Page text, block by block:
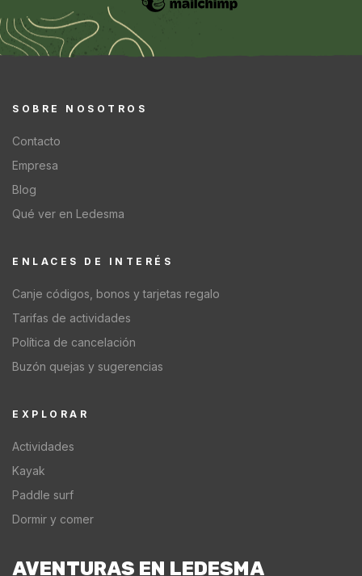
SOBRE NOSOTROS
Contacto
Empresa
Blog
Qué ver en Ledesma
EXPLORAR
Actividades
Kayak
Paddle surf
Dormir y comer
ENLACES DE INTERÉS
Canje códigos, bonos y tarjetas regalo
Tarifas de actividades
Política de cancelación
Buzón quejas y sugerencias
AVENTURAS EN LEDESMA